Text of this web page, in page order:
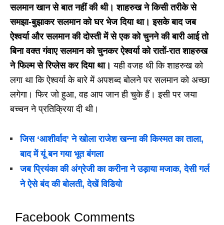
सलमान खान से बात नहीं की थी। शाहरुख ने किसी तरीके से
समझा-बुझाकर सलमान को घर भेज दिया था। इसके बाद जब
ऐश्वर्या और सलमान की दोस्ती में से एक को चुनने की बारी आई तो
बिना वक्त गंवाए सलमान को चुनकर ऐश्वर्या को रातों-रात शाहरुख
ने फिल्म से रिप्लेस कर दिया था।यही वजह थी कि शाहरुख को
लगा था कि ऐश्वर्या के बारे में अपशब्द बोलने पर सलमान को अच्छा
लगेगा। फिर जो हुआ, वह आप जान ही चुके हैं। इसी पर जया
बच्चन ने प्रतिक्रिया दी थी।
जिस ‘आशीर्वाद’ ने खोला राजेश खन्ना की किस्मत का ताला,
बाद में यूं बन गया भूत बंगला
जब प्रियंका की अंग्रेजी का करीना ने उड़ाया मजाक, देसी गर्ल
ने ऐसे बंद की बोलती, देखें विडियो
Facebook Comments